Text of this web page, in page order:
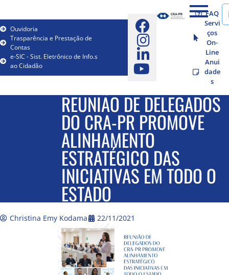
Ouvidoria
Trasparência e Prestação de
Contas
e-SIC - Sist. Eletrônico de Info.s
ao Cidadão
FAQ
Servi
ços
On-
Line
Anui
dade
s
REUNIÃO DE DELEGADOS
DO CRA-PR PROMOVE
ALINHAMENTO
ESTRATÉGICO DAS
INICIATIVAS EM TODO O
ESTADO
Christina Emy Kodama 22/11/2021